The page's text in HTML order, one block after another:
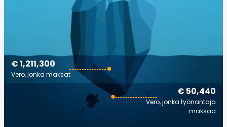
€ 50,440
Vero, jonka työnantaja
maksaa
€ 1,211,300
Vero, jonka maksat